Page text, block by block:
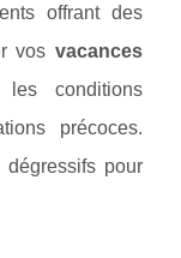
offrant des
vos vacances
les conditions
précoces.
pour